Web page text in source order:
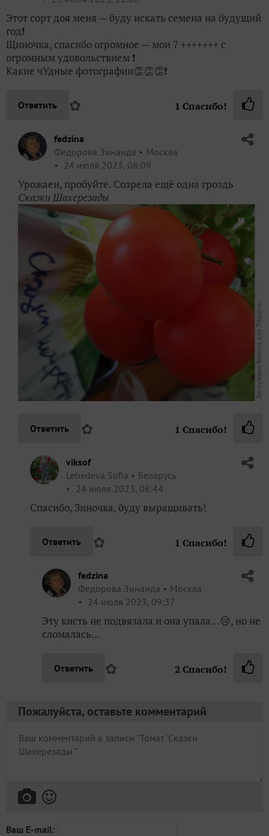
Этот сорт доя меня — буду искать семена на будущий
год❗
Щиночка, спасибо огромное — мои 7 +++++++ с
огромным удовольствием ❗
Какие чУдные фотографии👏👏👏❗
Ответить ✿ 1 Спасибо!
fedzina
Федорова Зинаида
Москва
24 июля 2023, 08:09
Урожаен, пробуйте. Созрела ещё одна гроздь
Сказки Шахерезады
Ответить ✿ 1 Спасибо!
viksof
Lebedeva Sofia
Беларусь
24 июля 2023, 08:44
Спасибо, Зиночка, буду выращивать!
Ответить ✿ 1 Спасибо!
fedzina
Федорова Зинаида
Москва
24 июля 2023, 09:37
Эту кисть не подвязала и она упала...😢, но не
сломалась…
Ответить ✿ 2 Спасибо!
Пожалуйста, оставьте комментарий
Ваш E-mail: